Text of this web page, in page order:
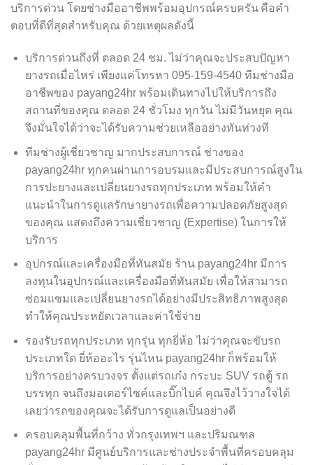
บริการด่วน โดยช่างมืออาชีพพร้อมอุปกรณ์ครบครัน คือคำ
ตอบที่ดีที่สุดสำหรับคุณ ด้วยเหตุผลดังนี้
บริการด่วนถึงที่ ตลอด 24 ชม. ไม่ว่าคุณจะประสบปัญหา
ยางรถเมื่อไหร่ เพียงแค่โทรหา 095-159-4540 ทีมช่างมือ
อาชีพของ payang24hr พร้อมเดินทางไปให้บริการถึง
สถานที่ของคุณ ตลอด 24 ชั่วโมง ทุกวัน ไม่มีวันหยุด คุณ
จึงมั่นใจได้ว่าจะได้รับความช่วยเหลืออย่างทันท่วงที
ทีมช่างผู้เชี่ยวชาญ มากประสบการณ์ ช่างของ
payang24hr ทุกคนผ่านการอบรมและมีประสบการณ์สูงใน
การปะยางและเปลี่ยนยางรถทุกประเภท พร้อมให้คำ
แนะนำในการดูแลรักษายางรถเพื่อความปลอดภัยสูงสุด
ของคุณ แสดงถึงความเชี่ยวชาญ (Expertise) ในการให้
บริการ
อุปกรณ์และเครื่องมือที่ทันสมัย ร้าน payang24hr มีการ
ลงทุนในอุปกรณ์และเครื่องมือที่ทันสมัย เพื่อให้สามารถ
ซ่อมแซมและเปลี่ยนยางรถได้อย่างมีประสิทธิภาพสูงสุด
ทำให้คุณประหยัดเวลาและค่าใช้จ่าย
รองรับรถทุกประเภท ทุกรุ่น ทุกยี่ห้อ ไม่ว่าคุณจะขับรถ
ประเภทใด ยี่ห้ออะไร รุ่นไหน payang24hr ก็พร้อมให้
บริการอย่างครบวงจร ตั้งแต่รถเก๋ง กระบะ SUV รถตู้ รถ
บรรทุก จนถึงมอเตอร์ไซค์และบิ๊กไบค์ คุณจึงไว้วางใจได้
เลยว่ารถของคุณจะได้รับการดูแลเป็นอย่างดี
ครอบคลุมพื้นที่กว้าง ทั่วกรุงเทพฯ และปริมณฑล
payang24hr มีศูนย์บริการและช่างประจำพื้นที่ครอบคลุม